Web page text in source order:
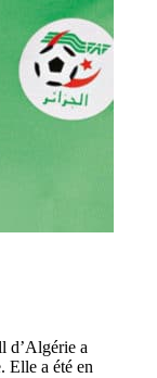
d’Algérie a
Elle a été en